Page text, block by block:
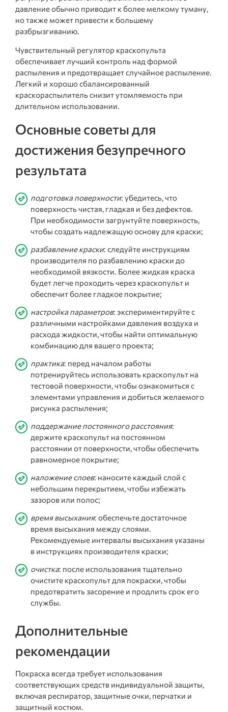
давление обычно приводит к более мелкому туману,
но также может привести к большему
разбрызгиванию.
Чувствительный регулятор краскопульта
обеспечивает лучший контроль над формой
распыления и предотвращает случайное распыление.
Легкий и хорошо сбалансированный
краскораспылитель снизит утомляемость при
длительном использовании.
Основные советы для
достижения безупречного
результата
подготовка поверхности: убедитесь, что
поверхность чистая, гладкая и без дефектов.
При необходимости загрунтуйте поверхность,
чтобы создать надлежащую основу для краски;
разбавление краски: следуйте инструкциям
производителя по разбавлению краски до
необходимой вязкости. Более жидкая краска
будет легче проходить через краскопульт и
обеспечит более гладкое покрытие;
настройка параметров: экспериментируйте с
различными настройками давления воздуха и
расхода жидкости, чтобы найти оптимальную
комбинацию для вашего проекта;
практика: перед началом работы
потренируйтесь использовать краскопульт на
тестовой поверхности, чтобы ознакомиться с
элементами управления и добиться желаемого
рисунка распыления;
поддержание постоянного расстояния:
держите краскопульт на постоянном
расстоянии от поверхности, чтобы обеспечить
равномерное покрытие;
наложение слоев: наносите каждый слой с
небольшим перекрытием, чтобы избежать
зазоров или полос;
время высыхания: обеспечьте достаточное
время высыхания между слоями.
Рекомендуемые интервалы высыхания указаны
в инструкциях производителя краски;
очистка: после использования тщательно
очистите краскопульт для покраски, чтобы
предотвратить засорение и продлить срок его
службы.
Дополнительные
рекомендации
Покраска всегда требует использования
соответствующих средств индивидуальной защиты,
включая респиратор, защитные очки, перчатки и
защитный костюм.